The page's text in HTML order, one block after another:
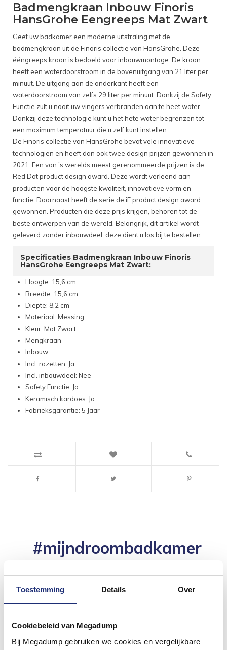
Toestemming Details Over
Cookiebeleid van Megadump
Bij Megadump gebruiken we cookies en vergelijkbare
Badmengkraan Inbouw Finoris
HansGrohe Eengreeps Mat Zwart
Geef uw badkamer een moderne uitstraling met de
badmengkraan uit de Finoris collectie van HansGrohe. Deze
ééngreeps kraan is bedoeld voor inbouwmontage. De kraan
heeft een waterdoorstroom in de bovenuitgang van 21 liter per
minuut. De uitgang aan de onderkant heeft een
waterdoorstroom van zelfs 29 liter per minuut. Dankzij de Safety
Functie zult u nooit uw vingers verbranden aan te heet water.
Dankzij deze technologie kunt u het hete water begrenzen tot
een maximum temperatuur die u zelf kunt instellen.
De Finoris collectie van HansGrohe bevat vele innovatieve
technologiën en heeft dan ook twee design prijzen gewonnen in
2021. Een van 's werelds meest gerenommeerde prijzen is de
Red Dot product design award. Deze wordt verleend aan
producten voor de hoogste kwaliteit, innovatieve vorm en
functie. Daarnaast heeft de serie de iF product design award
gewonnen. Producten die deze prijs krijgen, behoren tot de
beste ontwerpen van de wereld. Belangrijk, dit artikel wordt
geleverd zonder inbouwdeel, deze dient u los bij te bestellen.
Specificaties Badmengkraan Inbouw Finoris
HansGrohe Eengreeps Mat Zwart:
Hoogte: 15,6 cm
Breedte: 15,6 cm
Diepte: 8,2 cm
Materiaal: Messing
Kleur: Mat Zwart
Mengkraan
Inbouw
Incl. rozetten: Ja
Incl. inbouwdeel: Nee
Safety Functie: Ja
Keramisch kardoes: Ja
Fabrieksgarantie: 5 Jaar
#mijndroombadkamer
badkamer op Instagram met #mijndroombadkamer
inspirerende omgeving vol met unieke